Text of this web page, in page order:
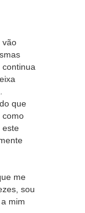
vão
que
como
este
me
sou
mim